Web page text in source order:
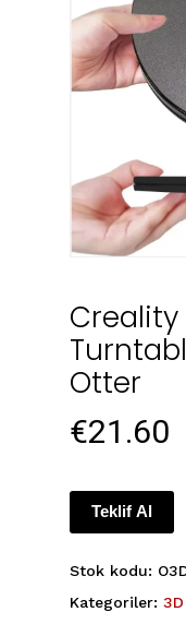
Otter
€21.60
Teklif Al
Stok kodu:
Kategoriler: 3D